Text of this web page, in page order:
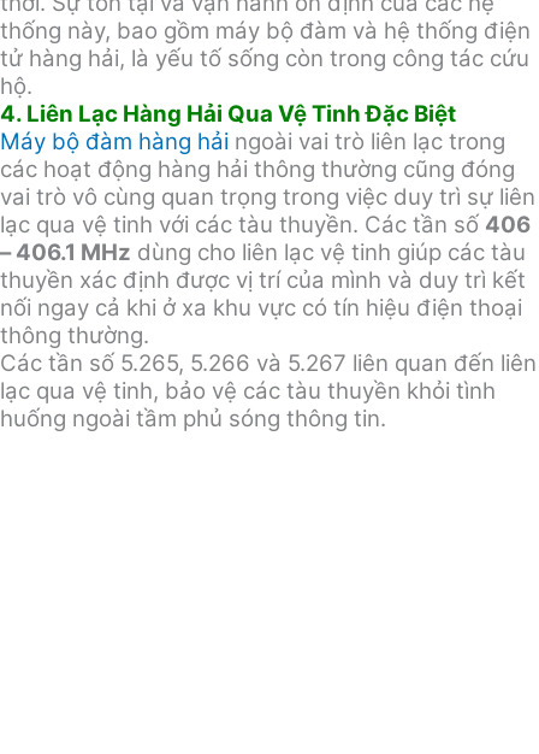
thống này, bao gồm máy bộ đàm và hệ thống điện
tử hàng hải, là yếu tố sống còn trong công tác cứu
hộ.
4. Liên Lạc Hàng Hải Qua Vệ Tinh Đặc Biệt
Máy bộ đàm hàng hải ngoài vai trò liên lạc trong
các hoạt động hàng hải thông thường cũng đóng
vai trò vô cùng quan trọng trong việc duy trì sự liên
lạc qua vệ tinh với các tàu thuyền. Các tần số 406
– 406.1 MHz dùng cho liên lạc vệ tinh giúp các tàu
thuyền xác định được vị trí của mình và duy trì kết
nối ngay cả khi ở xa khu vực có tín hiệu điện thoại
thông thường.
Các tần số 5.265, 5.266 và 5.267 liên quan đến liên
lạc qua vệ tinh, bảo vệ các tàu thuyền khỏi tình
huống ngoài tầm phủ sóng thông tin.